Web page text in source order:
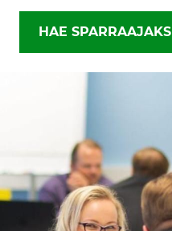
HAE SPARRAAJAKSI